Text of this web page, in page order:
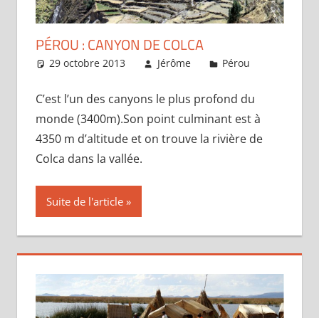
PÉROU : CANYON DE COLCA
29 octobre 2013 Jérôme Pérou
C’est l’un des canyons le plus profond du
monde (3400m).Son point culminant est à
4350 m d’altitude et on trouve la rivière de
Colca dans la vallée.
Suite de l'article